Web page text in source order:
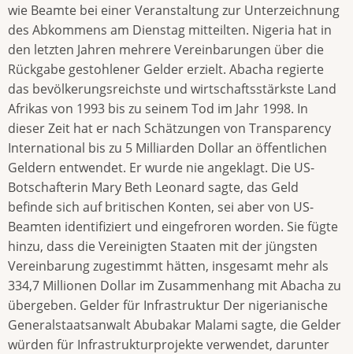
wie Beamte bei einer Veranstaltung zur Unterzeichnung
des Abkommens am Dienstag mitteilten. Nigeria hat in
den letzten Jahren mehrere Vereinbarungen über die
Rückgabe gestohlener Gelder erzielt. Abacha regierte
das bevölkerungsreichste und wirtschaftsstärkste Land
Afrikas von 1993 bis zu seinem Tod im Jahr 1998. In
dieser Zeit hat er nach Schätzungen von Transparency
International bis zu 5 Milliarden Dollar an öffentlichen
Geldern entwendet. Er wurde nie angeklagt. Die US-
Botschafterin Mary Beth Leonard sagte, das Geld
befinde sich auf britischen Konten, sei aber von US-
Beamten identifiziert und eingefroren worden. Sie fügte
hinzu, dass die Vereinigten Staaten mit der jüngsten
Vereinbarung zugestimmt hätten, insgesamt mehr als
334,7 Millionen Dollar im Zusammenhang mit Abacha zu
übergeben. Gelder für Infrastruktur Der nigerianische
Generalstaatsanwalt Abubakar Malami sagte, die Gelder
würden für Infrastrukturprojekte verwendet, darunter